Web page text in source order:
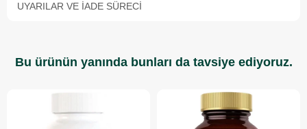
UYARILAR VE İADE SÜRECI
Bu ürünün yanında bunları da tavsiye ediyoruz.